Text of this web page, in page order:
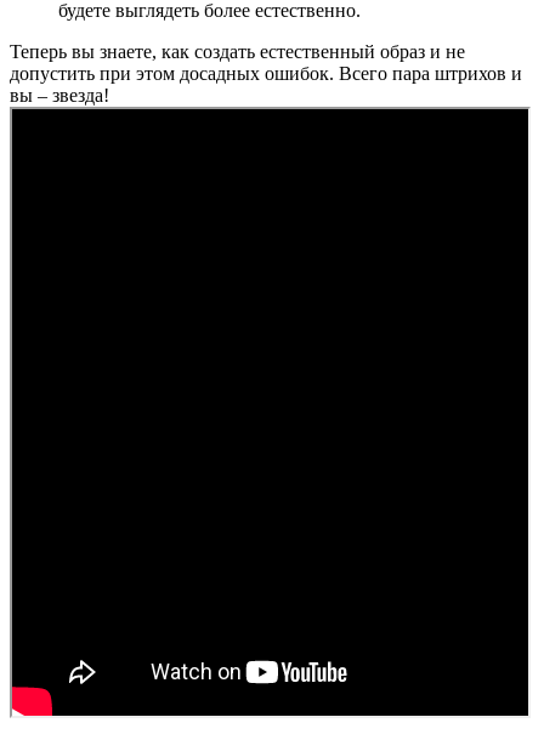
будете выглядеть более естественно.
Теперь вы знаете, как создать естественный образ и не
допустить при этом досадных ошибок. Всего пара штрихов и
вы – звезда!